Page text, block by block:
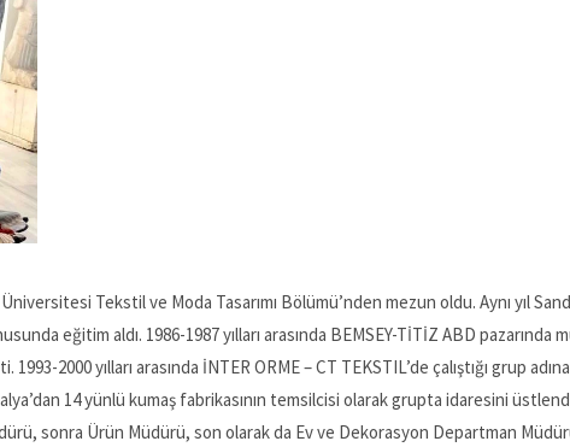
Tekstil ve Moda Tasarımı Bölümü’nden mezun oldu. Aynı yıl
eğitim aldı. 1986-1987 yılları arasında BEMSEY-TİTİZ ABD pazarında
2000 yılları arasında İNTER ORME – CT TEKSTIL’de çalıştığı grup
14 yünlü kumaş fabrikasının temsilcisi olarak grupta idaresini üstlendi.
sonra Ürün Müdürü, son olarak da Ev ve Dekorasyon Departman